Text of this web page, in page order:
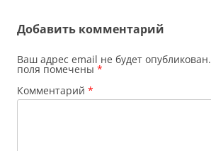
Добавить комментарий
Ваш адрес email не будет опубликован.
поля помечены *
Комментарий *